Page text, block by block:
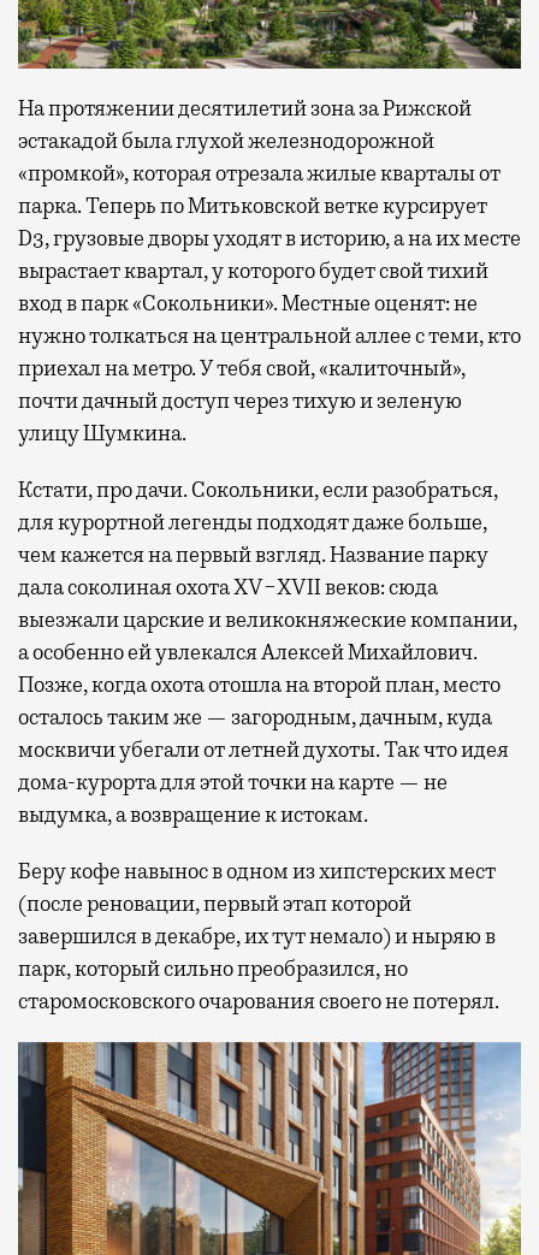
На протяжении десятилетий зона за Рижской
эстакадой была глухой железнодорожной
«промкой», которая отрезала жилые кварталы от
парка. Теперь по Митьковской ветке курсирует
D3, грузовые дворы уходят в историю, а на их месте
вырастает квартал, у которого будет свой тихий
вход в парк «Сокольники». Местные оценят: не
нужно толкаться на центральной аллее с теми, кто
приехал на метро. У тебя свой, «калиточный»,
почти дачный доступ через тихую и зеленую
улицу Шумкина.
Кстати, про дачи. Сокольники, если разобраться,
для курортной легенды подходят даже больше,
чем кажется на первый взгляд. Название парку
дала соколиная охота XV−XVII веков: сюда
выезжали царские и великокняжеские компании,
а особенно ей увлекался Алексей Михайлович.
Позже, когда охота отошла на второй план, место
осталось таким же — загородным, дачным, куда
москвичи убегали от летней духоты. Так что идея
дома-курорта для этой точки на карте — не
выдумка, а возвращение к истокам.
Беру кофе навынос в одном из хипстерских мест
(после реновации, первый этап которой
завершился в декабре, их тут немало) и ныряю в
парк, который сильно преобразился, но
старомосковского очарования своего не потерял.